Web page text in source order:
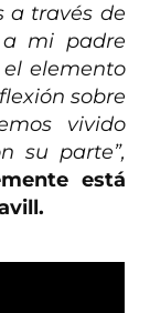
a través de
a mi padre
elemento
sobre
vivido
su parte”,
está